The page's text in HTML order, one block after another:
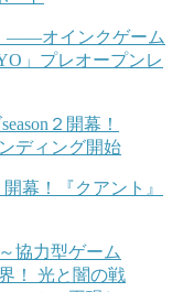
——オインクゲーム
」プレオープンレ
開幕！『クアント』